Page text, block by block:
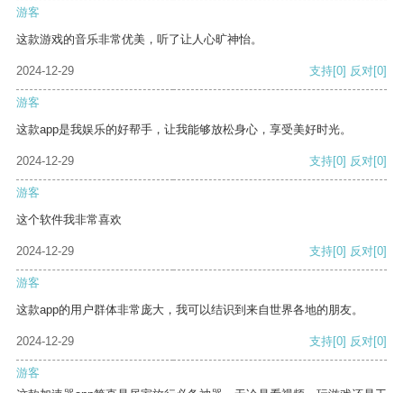
游客
这款游戏的音乐非常优美，听了让人心旷神怡。
2024-12-29 支持[0] 反对[0]
游客
这款app是我娱乐的好帮手，让我能够放松身心，享受美好时光。
2024-12-29 支持[0] 反对[0]
游客
这个软件我非常喜欢
2024-12-29 支持[0] 反对[0]
游客
这款app的用户群体非常庞大，我可以结识到来自世界各地的朋友。
2024-12-29 支持[0] 反对[0]
游客